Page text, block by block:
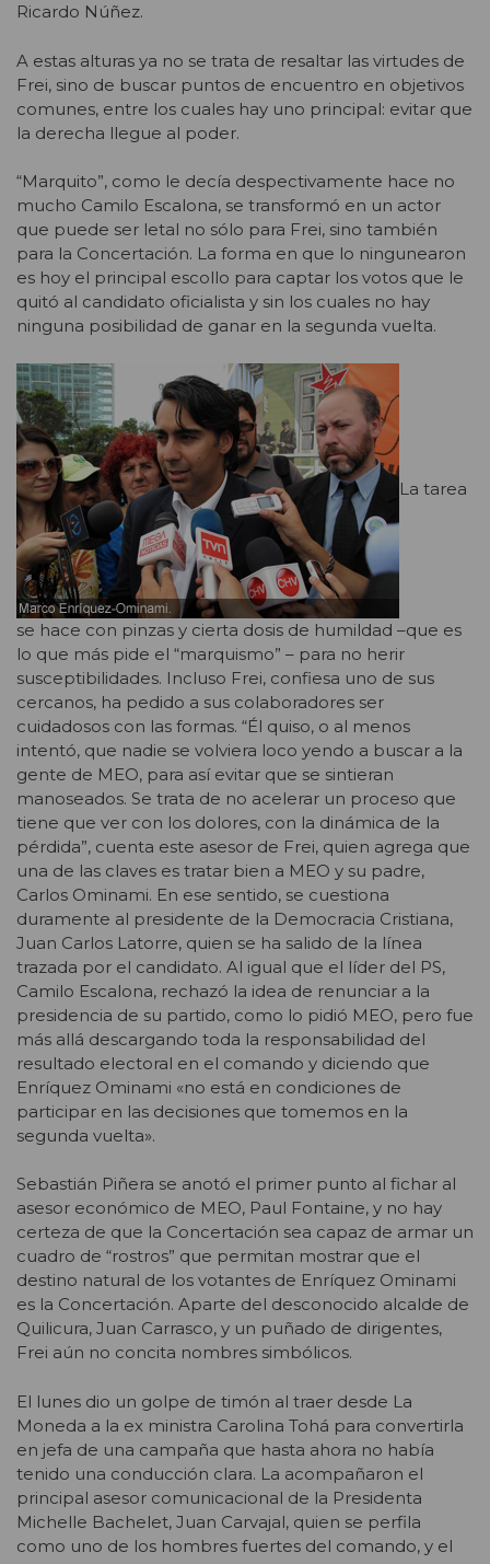
Ricardo Núñez.
A estas alturas ya no se trata de resaltar las virtudes de
Frei, sino de buscar puntos de encuentro en objetivos
comunes, entre los cuales hay uno principal: evitar que
la derecha llegue al poder.
“Marquito”, como le decía despectivamente hace no
mucho Camilo Escalona, se transformó en un actor
que puede ser letal no sólo para Frei, sino también
para la Concertación. La forma en que lo ningunearon
es hoy el principal escollo para captar los votos que le
quitó al candidato oficialista y sin los cuales no hay
ninguna posibilidad de ganar en la segunda vuelta.
La tarea
se hace con pinzas y cierta dosis de humildad –que es
lo que más pide el “marquismo” – para no herir
susceptibilidades. Incluso Frei, confiesa uno de sus
cercanos, ha pedido a sus colaboradores ser
cuidadosos con las formas. “Él quiso, o al menos
intentó, que nadie se volviera loco yendo a buscar a la
gente de MEO, para así evitar que se sintieran
manoseados. Se trata de no acelerar un proceso que
tiene que ver con los dolores, con la dinámica de la
pérdida”, cuenta este asesor de Frei, quien agrega que
una de las claves es tratar bien a MEO y su padre,
Carlos Ominami. En ese sentido, se cuestiona
duramente al presidente de la Democracia Cristiana,
Juan Carlos Latorre, quien se ha salido de la línea
trazada por el candidato. Al igual que el líder del PS,
Camilo Escalona, rechazó la idea de renunciar a la
presidencia de su partido, como lo pidió MEO, pero fue
más allá descargando toda la responsabilidad del
resultado electoral en el comando y diciendo que
Enríquez Ominami «no está en condiciones de
participar en las decisiones que tomemos en la
segunda vuelta».
Sebastián Piñera se anotó el primer punto al fichar al
asesor económico de MEO, Paul Fontaine, y no hay
certeza de que la Concertación sea capaz de armar un
cuadro de “rostros” que permitan mostrar que el
destino natural de los votantes de Enríquez Ominami
es la Concertación. Aparte del desconocido alcalde de
Quilicura, Juan Carrasco, y un puñado de dirigentes,
Frei aún no concita nombres simbólicos.
El lunes dio un golpe de timón al traer desde La
Moneda a la ex ministra Carolina Tohá para convertirla
en jefa de una campaña que hasta ahora no había
tenido una conducción clara. La acompañaron el
principal asesor comunicacional de la Presidenta
Michelle Bachelet, Juan Carvajal, quien se perfila
como uno de los hombres fuertes del comando, y el